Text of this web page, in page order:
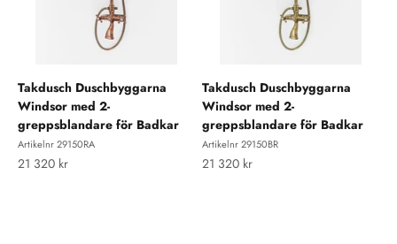
Takdusch Duschbyggarna
Windsor med 2-
greppsblandare för Badkar
Artikelnr 29150RA
REA-pris
21 320 kr
Takdusch Duschbyggarna
Windsor med 2-
greppsblandare för Badkar
Artikelnr 29150BR
REA-pris
21 320 kr